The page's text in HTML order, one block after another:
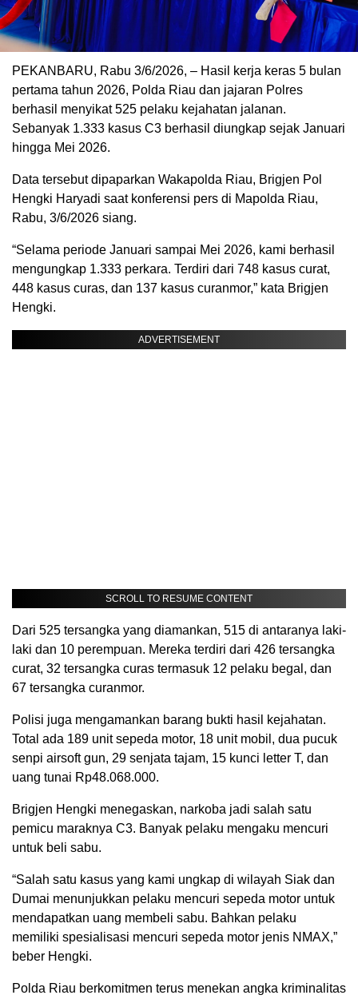
PEKANBARU, Rabu 3/6/2026, – Hasil kerja keras 5 bulan
pertama tahun 2026, Polda Riau dan jajaran Polres
berhasil menyikat 525 pelaku kejahatan jalanan.
Sebanyak 1.333 kasus C3 berhasil diungkap sejak Januari
hingga Mei 2026.
Data tersebut dipaparkan Wakapolda Riau, Brigjen Pol
Hengki Haryadi saat konferensi pers di Mapolda Riau,
Rabu, 3/6/2026 siang.
“Selama periode Januari sampai Mei 2026, kami berhasil
mengungkap 1.333 perkara. Terdiri dari 748 kasus curat,
448 kasus curas, dan 137 kasus curanmor,” kata Brigjen
Hengki.
ADVERTISEMENT
SCROLL TO RESUME CONTENT
Dari 525 tersangka yang diamankan, 515 di antaranya laki-
laki dan 10 perempuan. Mereka terdiri dari 426 tersangka
curat, 32 tersangka curas termasuk 12 pelaku begal, dan
67 tersangka curanmor.
Polisi juga mengamankan barang bukti hasil kejahatan.
Total ada 189 unit sepeda motor, 18 unit mobil, dua pucuk
senpi airsoft gun, 29 senjata tajam, 15 kunci letter T, dan
uang tunai Rp48.068.000.
Brigjen Hengki menegaskan, narkoba jadi salah satu
pemicu maraknya C3. Banyak pelaku mengaku mencuri
untuk beli sabu.
“Salah satu kasus yang kami ungkap di wilayah Siak dan
Dumai menunjukkan pelaku mencuri sepeda motor untuk
mendapatkan uang membeli sabu. Bahkan pelaku
memiliki spesialisasi mencuri sepeda motor jenis NMAX,”
beber Hengki.
Polda Riau berkomitmen terus menekan angka kriminalitas